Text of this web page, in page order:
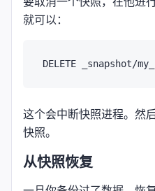
就可以：
这个会中断快照进程。然
快照。
从快照恢复